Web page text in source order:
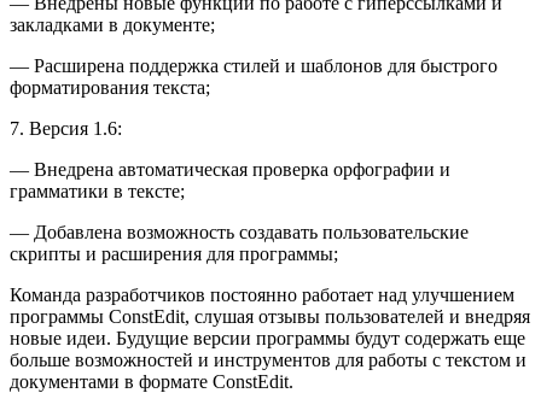
закладками в документе;
— Расширена поддержка стилей и шаблонов для быстрого
форматирования текста;
7. Версия 1.6:
— Внедрена автоматическая проверка орфографии и
грамматики в тексте;
— Добавлена возможность создавать пользовательские
скрипты и расширения для программы;
Команда разработчиков постоянно работает над улучшением
программы ConstEdit, слушая отзывы пользователей и внедряя
новые идеи. Будущие версии программы будут содержать еще
больше возможностей и инструментов для работы с текстом и
документами в формате ConstEdit.